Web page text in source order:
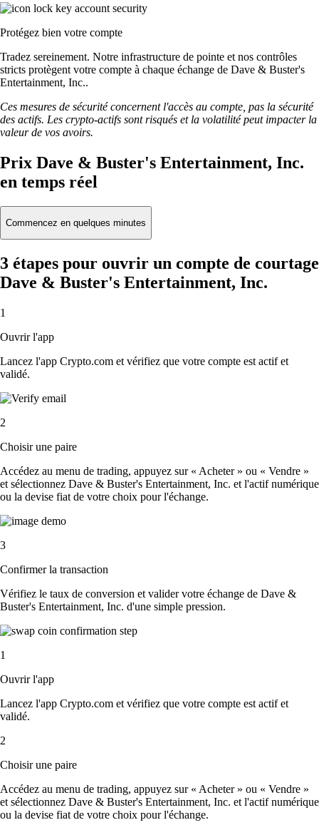
Protégez bien votre compte
Tradez sereinement. Notre infrastructure de pointe et nos contrôles
stricts protègent votre compte à chaque échange de Dave & Buster's
Entertainment, Inc..
Ces mesures de sécurité concernent l'accès au compte, pas la sécurité
des actifs. Les crypto-actifs sont risqués et la volatilité peut impacter la
valeur de vos avoirs.
Prix Dave & Buster's Entertainment, Inc.
en temps réel
Commencez en quelques minutes
3 étapes pour ouvrir un compte de courtage
Dave & Buster's Entertainment, Inc.
1
Ouvrir l'app
Lancez l'app Crypto.com et vérifiez que votre compte est actif et
validé.
2
Choisir une paire
Accédez au menu de trading, appuyez sur « Acheter » ou « Vendre »
et sélectionnez Dave & Buster's Entertainment, Inc. et l'actif numérique
ou la devise fiat de votre choix pour l'échange.
3
Confirmer la transaction
Vérifiez le taux de conversion et valider votre échange de Dave &
Buster's Entertainment, Inc. d'une simple pression.
1
Ouvrir l'app
Lancez l'app Crypto.com et vérifiez que votre compte est actif et
validé.
2
Choisir une paire
Accédez au menu de trading, appuyez sur « Acheter » ou « Vendre »
et sélectionnez Dave & Buster's Entertainment, Inc. et l'actif numérique
ou la devise fiat de votre choix pour l'échange.